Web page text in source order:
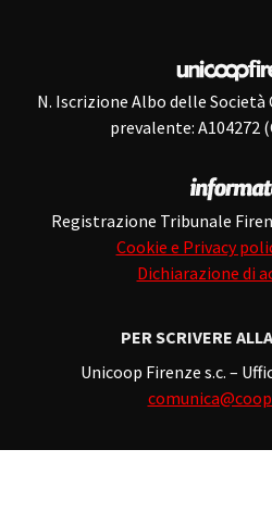
N. Iscrizione Albo delle
prevalente: A104272
Registrazione Tribunale
Cookie e Privacy
Dichiarazione di
PER SCRIVERE
Unicoop Firenze s.c. –